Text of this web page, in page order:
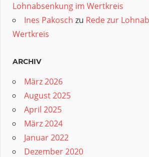
Lohnabsenkung im Wertkreis
Ines Pakosch zu Rede zur
Wertkreis
ARCHIV
März 2026
August 2025
April 2025
März 2024
Januar 2022
Dezember 2020